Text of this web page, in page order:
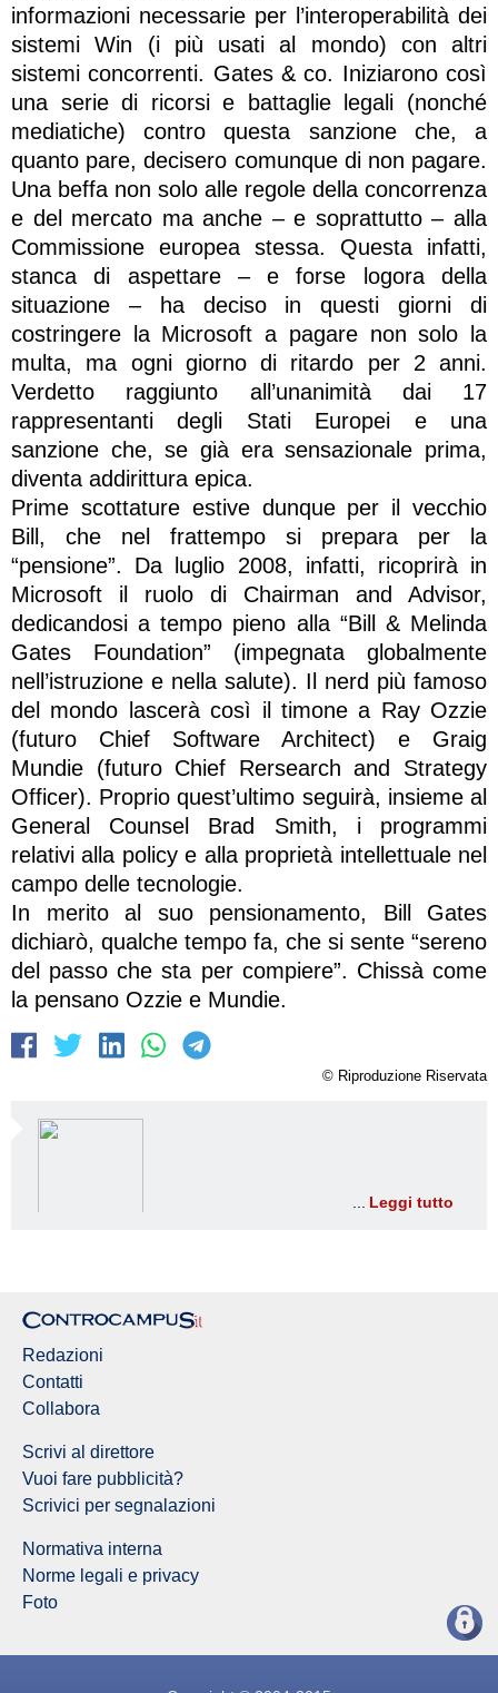
informazioni necessarie per l’interoperabilità dei
sistemi Win (i più usati al mondo) con altri
sistemi concorrenti. Gates & co. Iniziarono così
una serie di ricorsi e battaglie legali (nonché
mediatiche) contro questa sanzione che, a
quanto pare, decisero comunque di non pagare.
Una beffa non solo alle regole della concorrenza
e del mercato ma anche – e soprattutto – alla
Commissione europea stessa. Questa infatti,
stanca di aspettare – e forse logora della
situazione – ha deciso in questi giorni di
costringere la Microsoft a pagare non solo la
multa, ma ogni giorno di ritardo per 2 anni.
Verdetto raggiunto all’unanimità dai 17
rappresentanti degli Stati Europei e una
sanzione che, se già era sensazionale prima,
diventa addirittura epica.
Prime scottature estive dunque per il vecchio
Bill, che nel frattempo si prepara per la
“pensione”. Da luglio 2008, infatti, ricoprirà in
Microsoft il ruolo di Chairman and Advisor,
dedicandosi a tempo pieno alla “Bill & Melinda
Gates Foundation” (impegnata globalmente
nell’istruzione e nella salute). Il nerd più famoso
del mondo lascerà così il timone a Ray Ozzie
(futuro Chief Software Architect) e Graig
Mundie (futuro Chief Rersearch and Strategy
Officer). Proprio quest’ultimo seguirà, insieme al
General Counsel Brad Smith, i programmi
relativi alla policy e alla proprietà intellettuale nel
campo delle tecnologie.
In merito al suo pensionamento, Bill Gates
dichiarò, qualche tempo fa, che si sente “sereno
del passo che sta per compiere”. Chissà come
la pensano Ozzie e Mundie.
© Riproduzione Riservata
Leggi tutto
Redazioni
Contatti
Collabora
Scrivi al direttore
Vuoi fare pubblicità?
Scrivici per segnalazioni
Normativa interna
Norme legali e privacy
Foto